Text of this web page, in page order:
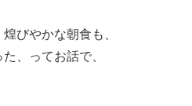
びやかな朝食も、
、ってお話で、